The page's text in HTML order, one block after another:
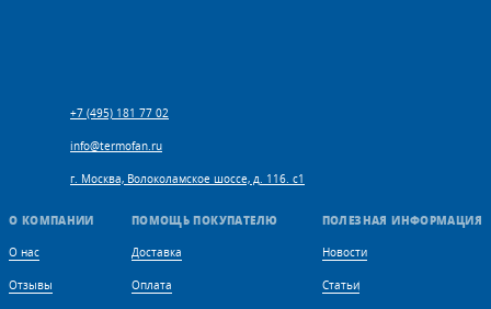
О КОМПАНИИ
О нас
Отзывы
ПОМОЩЬ ПОКУПАТЕЛЮ
Доставка
Оплата
ПОЛЕЗНАЯ ИНФОРМАЦИЯ
Новости
Статьи
+7 (495) 181 77 02
info@termofan.ru
г. Москва, Волоколамское шоссе, д. 116. с1